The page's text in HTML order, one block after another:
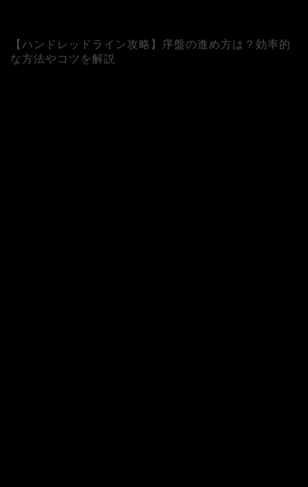
【ハンドレッドライン攻略】序盤の進め方は？効率的
な方法やコツを解説